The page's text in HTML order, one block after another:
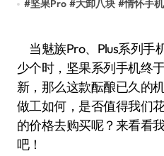
#坚果Pro #大卸八块 #情怀手机
当魅族Pro、Plus系列手机的后缀叠加了不知道多
少个时，坚果系列手机终
新，那么这款酝酿已久的
做工如何，是否值得我们
的价格去购买呢？来看看
吧！